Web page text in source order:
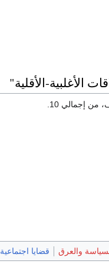
الأغلبية-الأقلية"
والعرق قضايا اجتماعية